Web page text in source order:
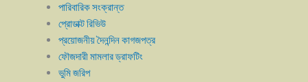
পারিবারিক সংক্রান্ত
প্রোডাক্ট রিভিউ
প্রয়োজনীয় দৈনন্দিন কাগজপত্র
ফৌজদারী মামলার ড্রাফটিং
ভুমি জরিপ